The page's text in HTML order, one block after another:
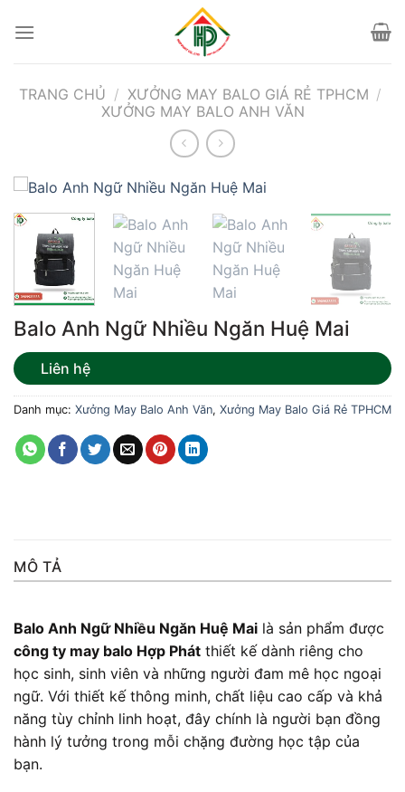
qua
TRANG CHỦ / XƯỞNG MAY BALO GIÁ RẺ TPHCM /
XƯỞNG MAY BALO ANH VĂN
Balo Anh Ngữ Nhiều Ngăn Huệ Mai
Liên hệ
Danh mục: Xưởng May Balo Anh Văn, Xưởng May Balo Giá Rẻ TPHCM
MÔ TẢ
Balo Anh Ngữ Nhiều Ngăn Huệ Mai là sản phẩm được
công ty may balo Hợp Phát thiết kế dành riêng cho
học sinh, sinh viên và những người đam mê học ngoại
ngữ. Với thiết kế thông minh, chất liệu cao cấp và khả
năng tùy chỉnh linh hoạt, đây chính là người bạn đồng
hành lý tưởng trong mỗi chặng đường học tập của
bạn.